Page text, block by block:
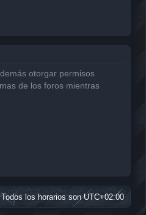
otorgar permisos
de los foros mientras
Todos los horarios sonUTC+02:00